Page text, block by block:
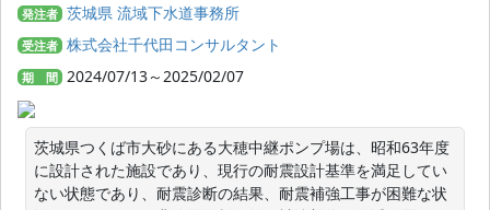
発注者 茨城県 流域下水道事務所
受注者 株式会社千代田コンサルタント
期 間 2024/07/13～2025/02/07
茨城県つくば市大砂にある大穂中継ポンプ場は、昭和63年度
に設計された施設であり、現行の耐震設計基準を満足してい
ない状態であり、耐震診断の結果、耐震補強工事が困難な状